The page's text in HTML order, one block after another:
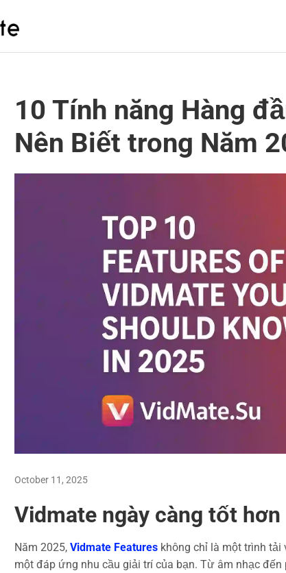
10 Tính năng Hàng
Nên Biết trong Năm
October 11, 2025
Vidmate ngày càng tốt hơn
Năm 2025, Vidmate Features không chỉ là một trình
một đáp ứng nhu cầu giải trí của bạn. Từ âm nhạc